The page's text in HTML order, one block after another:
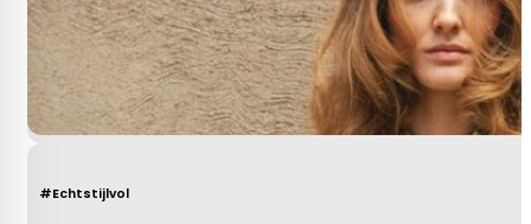
#Echtstijlvol